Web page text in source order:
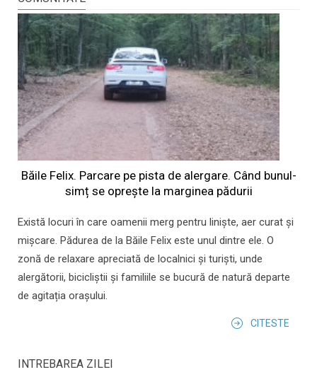
Băile Felix. Parcare pe pista de alergare. Când bunul-
simț se oprește la marginea pădurii
Există locuri în care oamenii merg pentru liniște, aer curat și
mișcare. Pădurea de la Băile Felix este unul dintre ele. O
zonă de relaxare apreciată de localnici și turiști, unde
alergătorii, bicicliștii și familiile se bucură de natură departe
de agitația orașului.
CITESTE
INTREBAREA ZILEI